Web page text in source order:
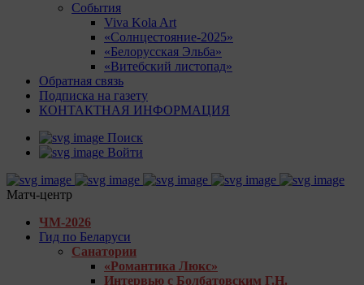
События
Viva Kola Art
«Солнцестояние-2025»
«Белорусская Эльба»
«Витебский листопад»
Обратная связь
Подписка на газету
КОНТАКТНАЯ ИНФОРМАЦИЯ
Поиск
Войти
Матч-центр
ЧМ-2026
Гид по Беларуси
Санатории
«Романтика Люкс»
Интервью с Болбатовским Г.Н.